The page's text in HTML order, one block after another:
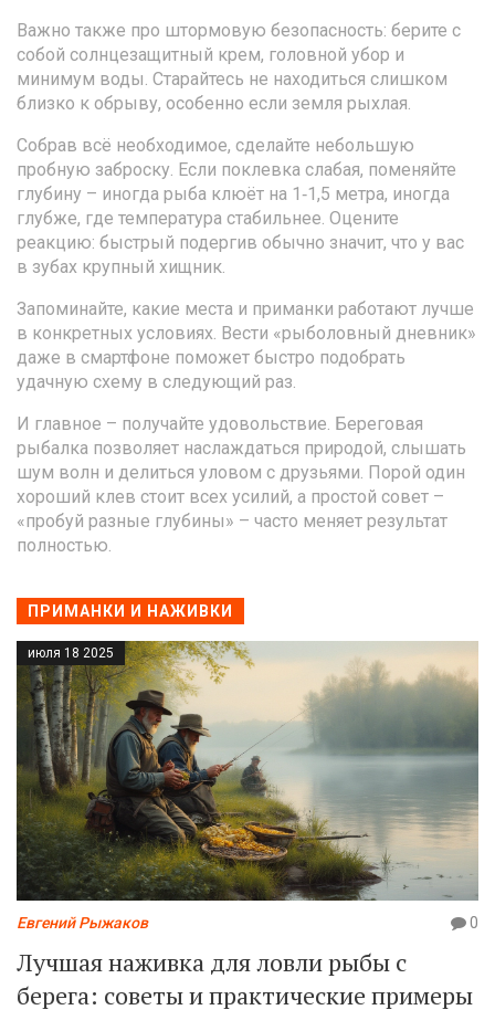
Важно также про штормовую безопасность: берите с
собой солнцезащитный крем, головной убор и
минимум воды. Старайтесь не находиться слишком
близко к обрыву, особенно если земля рыхлая.
Собрав всё необходимое, сделайте небольшую
пробную заброску. Если поклевка слабая, поменяйте
глубину – иногда рыба клюёт на 1‑1,5 метра, иногда
глубже, где температура стабильнее. Оцените
реакцию: быстрый подергив обычно значит, что у вас
в зубах крупный хищник.
Запоминайте, какие места и приманки работают лучше
в конкретных условиях. Вести «рыболовный дневник»
даже в смартфоне поможет быстро подобрать
удачную схему в следующий раз.
И главное – получайте удовольствие. Береговая
рыбалка позволяет наслаждаться природой, слышать
шум волн и делиться уловом с друзьями. Порой один
хороший клев стоит всех усилий, а простой совет –
«пробуй разные глубины» – часто меняет результат
полностью.
ПРИМАНКИ И НАЖИВКИ
июля 18 2025
Евгений Рыжаков 0
Лучшая наживка для ловли рыбы с
берега: советы и практические примеры